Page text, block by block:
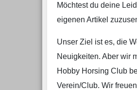
Möchtest du deine
eigenen Artikel
Unser Ziel ist es, die
Neuigkeiten. Aber wir
Hobby Horsing Club
Verein/Club. Wir